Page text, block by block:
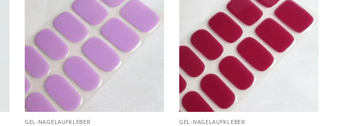
GEL-NAGELAUFKLEBER GEL-NAGELAUFKLEBER